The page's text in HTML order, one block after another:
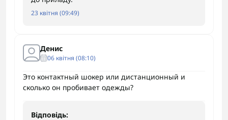
23 квітня (09:49)
Денис
06 квітня (08:10)
Это контактный шокер или дистанционный и
сколько он пробивает одежды?
Відповідь: